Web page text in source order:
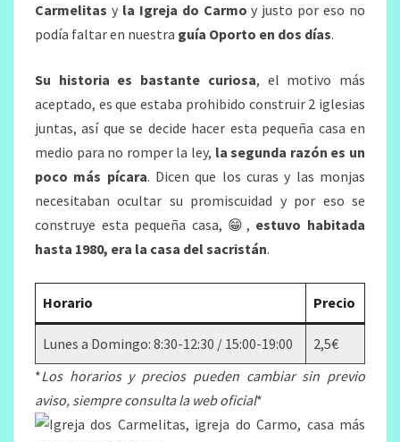
Carmelitas y la Igreja do Carmo y justo por eso no
podía faltar en nuestra guía Oporto en dos días.
Su historia es bastante curiosa, el motivo más
aceptado, es que estaba prohibido construir 2 iglesias
juntas, así que se decide hacer esta pequeña casa en
medio para no romper la ley, la segunda razón es un
poco más pícara. Dicen que los curas y las monjas
necesitaban ocultar su promiscuidad y por eso se
construye esta pequeña casa, 😁, estuvo habitada
hasta 1980, era la casa del sacristán.
Horario Precio
Lunes a Domingo: 8:30-12:30 / 15:00-19:00
2,5€
*Los horarios y precios pueden cambiar sin previo
aviso, siempre consulta la web oficial*